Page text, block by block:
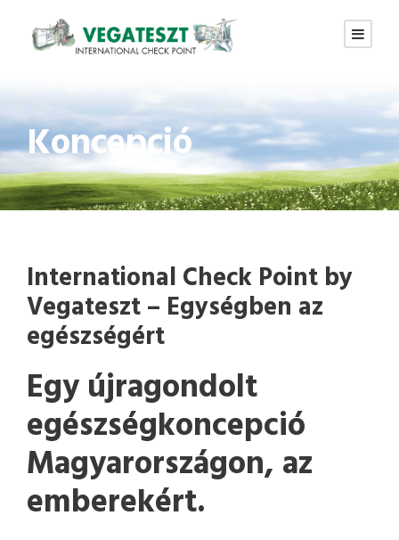
Koncepció
International Check Point by
Vegateszt – Egységben az
egészségért
Egy újragondolt
egészségkoncepció
Magyarországon, az
emberekért.